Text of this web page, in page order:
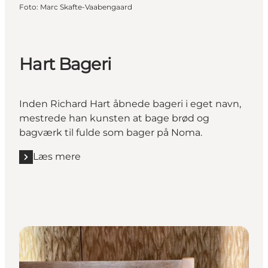
Foto: Marc Skafte-Vaabengaard
Hart Bageri
Inden Richard Hart åbnede bageri i eget navn,
mestrede han kunsten at bage brød og
bagværk til fulde som bager på Noma.
Læs mere
Læs mere "Hart Bageri"